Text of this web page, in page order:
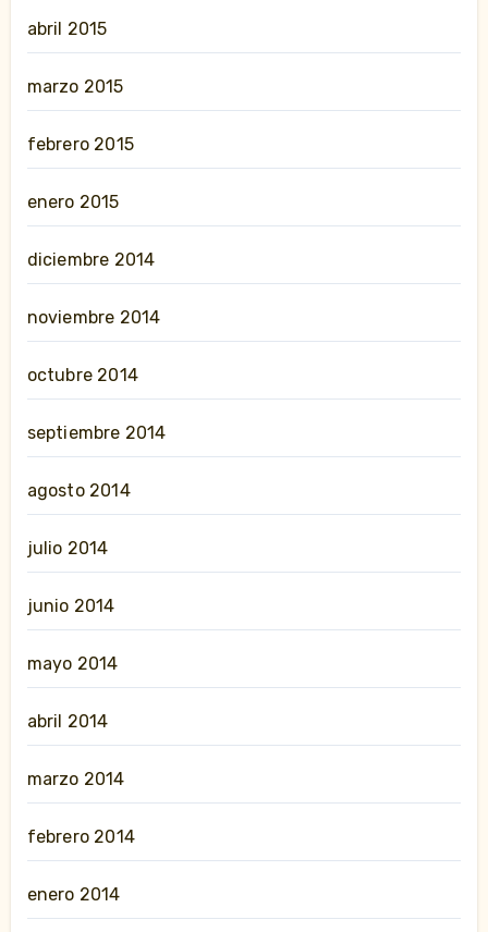
abril 2015
marzo 2015
febrero 2015
enero 2015
diciembre 2014
noviembre 2014
octubre 2014
septiembre 2014
agosto 2014
julio 2014
junio 2014
mayo 2014
abril 2014
marzo 2014
febrero 2014
enero 2014